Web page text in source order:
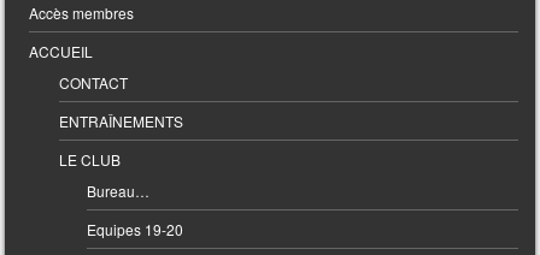
Accès membres
ACCUEIL
CONTACT
ENTRAÎNEMENTS
LE CLUB
Bureau…
Equipes 19-20